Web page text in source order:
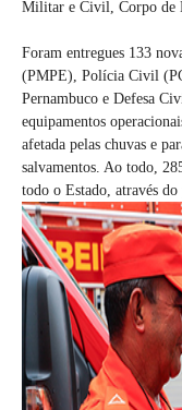
Militar e Civil, Corpo de
Foram entregues 133
(PMPE), Polícia Civil
Pernambuco e Defesa
equipamentos
afetada pelas chuvas e
salvamentos. Ao todo,
todo o Estado, através